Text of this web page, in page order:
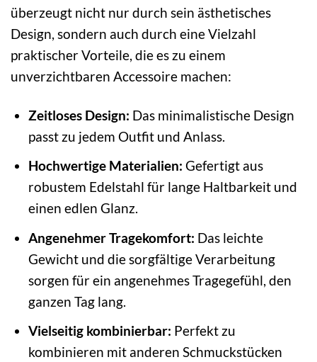
überzeugt nicht nur durch sein ästhetisches
Design, sondern auch durch eine Vielzahl
praktischer Vorteile, die es zu einem
unverzichtbaren Accessoire machen:
Zeitloses Design: Das minimalistische Design
passt zu jedem Outfit und Anlass.
Hochwertige Materialien: Gefertigt aus
robustem Edelstahl für lange Haltbarkeit und
einen edlen Glanz.
Angenehmer Tragekomfort: Das leichte
Gewicht und die sorgfältige Verarbeitung
sorgen für ein angenehmes Tragegefühl, den
ganzen Tag lang.
Vielseitig kombinierbar: Perfekt zu
kombinieren mit anderen Schmuckstücken